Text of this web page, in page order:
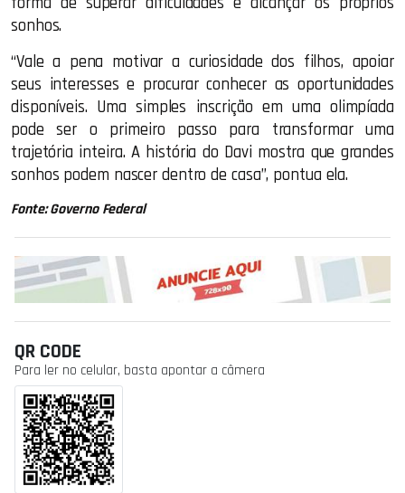
sonhos.
“Vale a pena motivar a curiosidade dos filhos, apoiar
seus interesses e procurar conhecer as oportunidades
disponíveis. Uma simples inscrição em uma olimpíada
pode ser o primeiro passo para transformar uma
trajetória inteira. A história do Davi mostra que grandes
sonhos podem nascer dentro de casa”, pontua ela.
Fonte: Governo Federal
QR CODE
Para ler no celular, basta apontar a câmera